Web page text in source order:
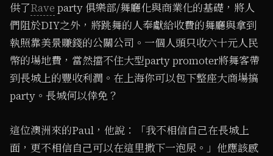
供了Rave party 俱樂部/舞廳化與商業化的基礎，將人
們阻於DIY之外，將跳舞的人奉獻給收費的舞廳與拿到
執照靠美景賺錢的公關公司。一個人頭只收六十元人民
幣的場地費，當然擋不住大型party promoter將舞客帶
到長城上的豐收利潤。在上海你可以包下整座大商場搞
party。長城何以倖免？
這位澳洲來的Paul，他說：「我不相信自己在長城上
面，更不相信自己可以在這里撒下一泡尿。」他應該感